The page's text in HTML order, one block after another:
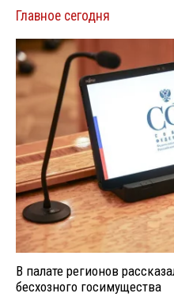
Главное сегодня
В палате регионов
бесхозного госимущества